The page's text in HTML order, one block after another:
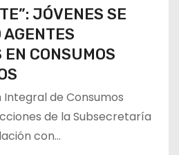
JÓVENES SE
AGENTES
CONSUMOS
Integral de Consumos
de la Subsecretaría
con…